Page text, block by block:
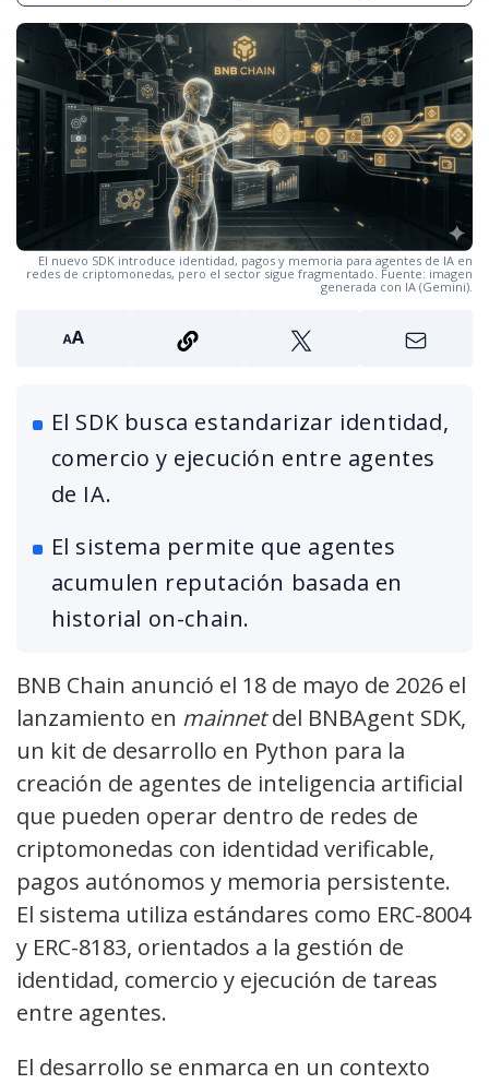
El nuevo SDK introduce identidad, pagos y memoria para agentes de IA en
redes de criptomonedas, pero el sector sigue fragmentado. Fuente: imagen
generada con IA (Gemini).
El SDK busca estandarizar identidad,
comercio y ejecución entre agentes
de IA.
El sistema permite que agentes
acumulen reputación basada en
historial on-chain.
BNB Chain anunció el 18 de mayo de 2026 el
lanzamiento en mainnetdel BNBAgent SDK,
un kit de desarrollo en Python para la
creación de agentes de inteligencia artificial
que pueden operar dentro de redes de
criptomonedas con identidad verificable,
pagos autónomos y memoria persistente.
El sistema utiliza estándares como ERC-8004
y ERC-8183, orientados a la gestión de
identidad, comercio y ejecución de tareas
entre agentes.
El desarrollo se enmarca en un contexto